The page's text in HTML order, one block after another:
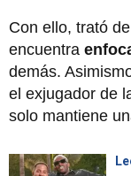
Con ello, trató
encuentra
demás.
el exjugador de
solo mantiene